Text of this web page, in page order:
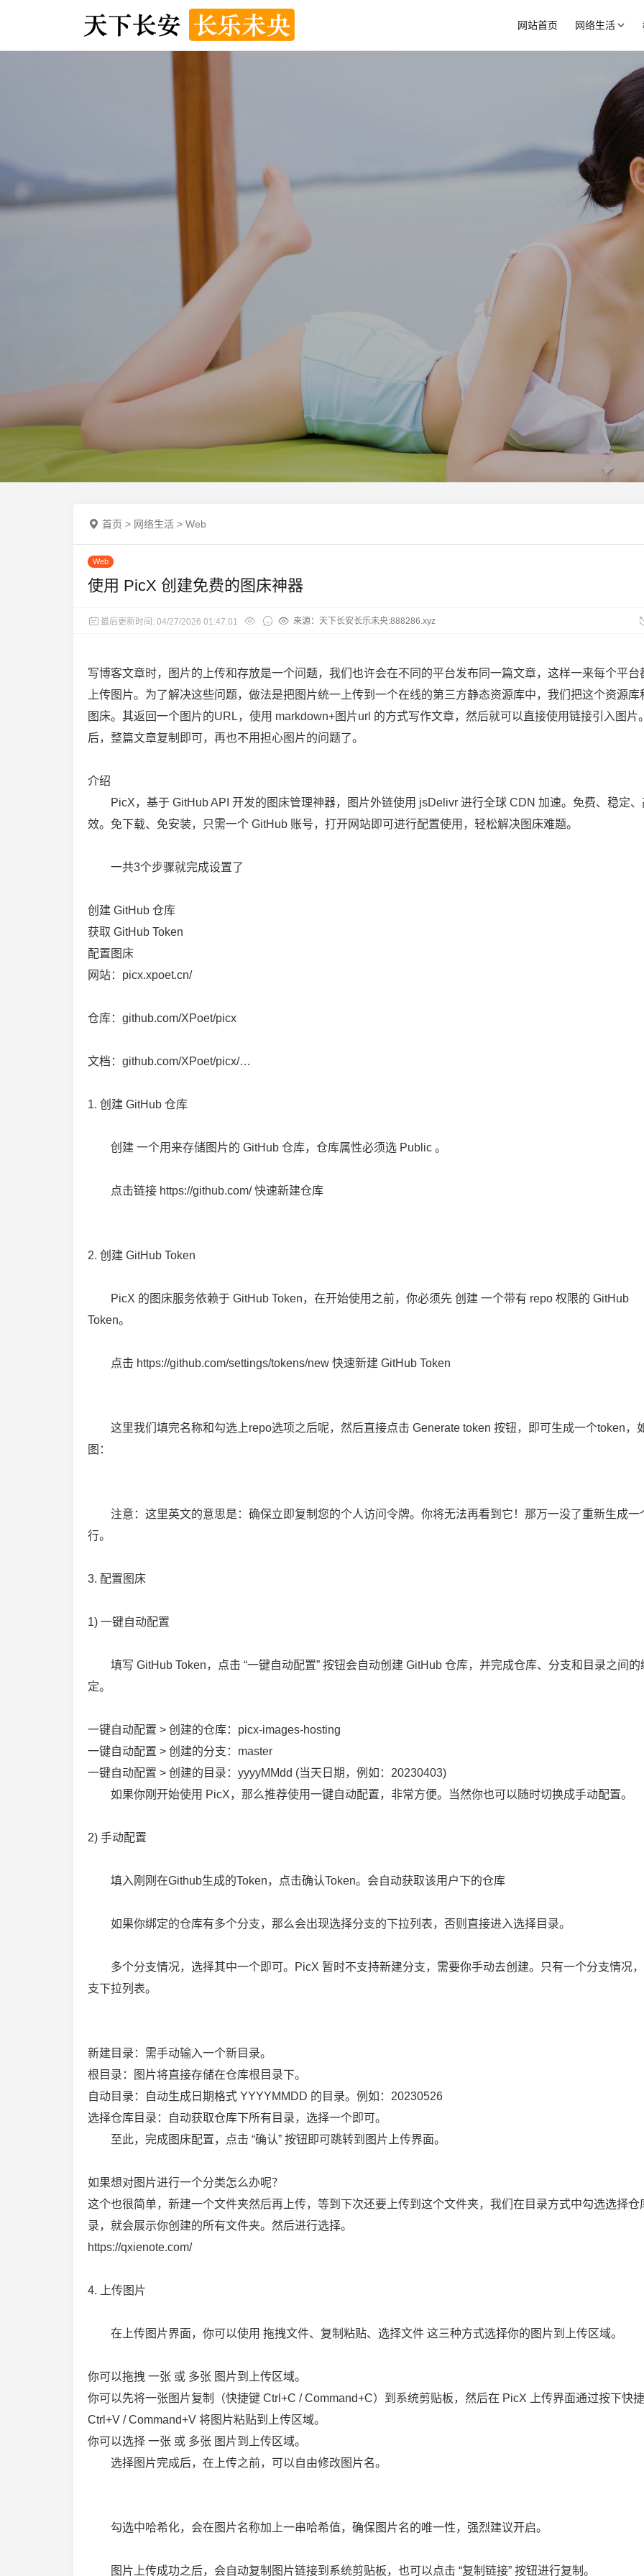
网站首页 网络生活
首页 > 网络生活 > Web
Web
使用 PicX 创建免费的图床神器
最后更新时间: 04/27/2026 01:47:01 来源：天下长安长乐未央:888286.xyz
写博客文章时，图片的上传和存放是一个问题，我们也许会在不同的平台发布同一篇文章，这样一来每个平台
上传图片。为了解决这些问题，做法是把图片统一上传到一个在线的第三方静态资源库中，我们把这个资源库
图床。其返回一个图片的URL，使用 markdown+图片url 的方式写作文章，然后就可以直接使用链接引入图片
后，整篇文章复制即可，再也不用担心图片的问题了。
介绍
PicX，基于 GitHub API 开发的图床管理神器，图片外链使用 jsDelivr 进行全球 CDN 加速。免费、稳定、
效。免下载、免安装，只需一个 GitHub 账号，打开网站即可进行配置使用，轻松解决图床难题。
一共3个步骤就完成设置了
创建 GitHub 仓库
获取 GitHub Token
配置图床
网站：picx.xpoet.cn/
仓库：github.com/XPoet/picx
文档：github.com/XPoet/picx/…
1. 创建 GitHub 仓库
创建 一个用来存储图片的 GitHub 仓库，仓库属性必须选 Public 。
点击链接 https://github.com/ 快速新建仓库
2. 创建 GitHub Token
PicX 的图床服务依赖于 GitHub Token，在开始使用之前，你必须先 创建 一个带有 repo 权限的 GitHub
Token。
点击 https://github.com/settings/tokens/new 快速新建 GitHub Token
这里我们填完名称和勾选上repo选项之后呢，然后直接点击 Generate token 按钮，即可生成一个token，
图：
注意：这里英文的意思是：确保立即复制您的个人访问令牌。你将无法再看到它！那万一没了重新生成一
行。
3. 配置图床
1) 一键自动配置
填写 GitHub Token，点击 “一键自动配置” 按钮会自动创建 GitHub 仓库，并完成仓库、分支和目录之间的
定。
一键自动配置 > 创建的仓库：picx-images-hosting
一键自动配置 > 创建的分支：master
一键自动配置 > 创建的目录：yyyyMMdd (当天日期，例如：20230403)
如果你刚开始使用 PicX，那么推荐使用一键自动配置，非常方便。当然你也可以随时切换成手动配置。
2) 手动配置
填入刚刚在Github生成的Token，点击确认Token。会自动获取该用户下的仓库
如果你绑定的仓库有多个分支，那么会出现选择分支的下拉列表，否则直接进入选择目录。
多个分支情况，选择其中一个即可。PicX 暂时不支持新建分支，需要你手动去创建。只有一个分支情况
支下拉列表。
新建目录：需手动输入一个新目录。
根目录：图片将直接存储在仓库根目录下。
自动目录：自动生成日期格式 YYYYMMDD 的目录。例如：20230526
选择仓库目录：自动获取仓库下所有目录，选择一个即可。
至此，完成图床配置，点击 “确认” 按钮即可跳转到图片上传界面。
如果想对图片进行一个分类怎么办呢？
这个也很简单，新建一个文件夹然后再上传，等到下次还要上传到这个文件夹，我们在目录方式中勾选选择仓
录，就会展示你创建的所有文件夹。然后进行选择。
https://qxienote.com/
4. 上传图片
在上传图片界面，你可以使用 拖拽文件、复制粘贴、选择文件 这三种方式选择你的图片到上传区域。
你可以拖拽 一张 或 多张 图片到上传区域。
你可以先将一张图片复制（快捷键 Ctrl+C / Command+C）到系统剪贴板，然后在 PicX 上传界面通过按下快
Ctrl+V / Command+V 将图片粘贴到上传区域。
你可以选择 一张 或 多张 图片到上传区域。
选择图片完成后，在上传之前，可以自由修改图片名。
勾选中哈希化，会在图片名称加上一串哈希值，确保图片名的唯一性，强烈建议开启。
图片上传成功之后，会自动复制图片链接到系统剪贴板，也可以点击 “复制链接” 按钮进行复制。